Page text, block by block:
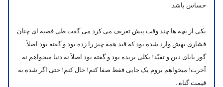
حساس باشد.
یکی از بچه ها چند وقت پیش تعریف می کرد می گفت طی قضیه ای چنان
فشاری بهش وارد شده بود که قید همه چیز را زده بود و گفته بود اصلاً
گور بابای دین و تقیّد! بکلی بریده بود و گفته بود اصلاً نه دنیا میخواهم نه
آخرت! میخواهم بروم یک جایی فقط صفا کنم! حال کنم! حتی اگر شده به
قیمت گناه..